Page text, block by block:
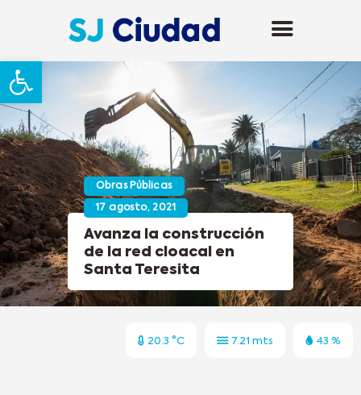
Abrir barra de herramientas
Obras Públicas
17 agosto, 2021
Avanza la construcción
de la red cloacal en
Santa Teresita
20.3 °C 7.21 mts 43 %